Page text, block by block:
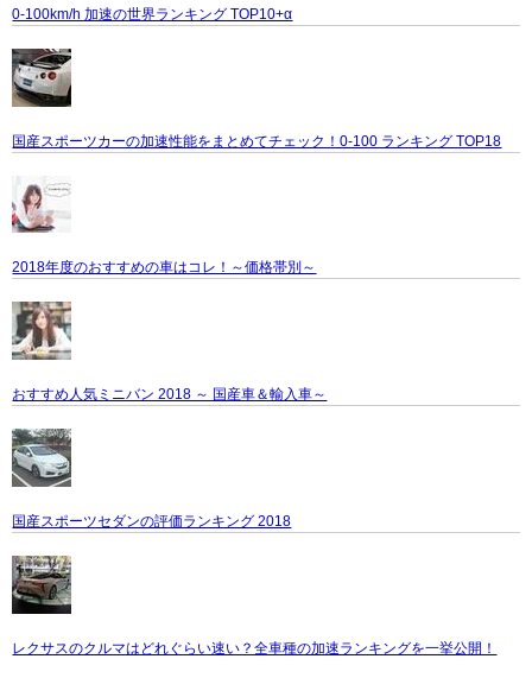
0-100km/h 加速の世界ランキング TOP10+α
国産スポーツカーの加速性能をまとめてチェック！0-100 ランキング TOP18
2018年度のおすすめの車はコレ！～価格帯別～
おすすめ人気ミニバン 2018 ～ 国産車＆輸入車～
国産スポーツセダンの評価ランキング 2018
レクサスのクルマはどれぐらい速い？全車種の加速ランキングを一挙公開！